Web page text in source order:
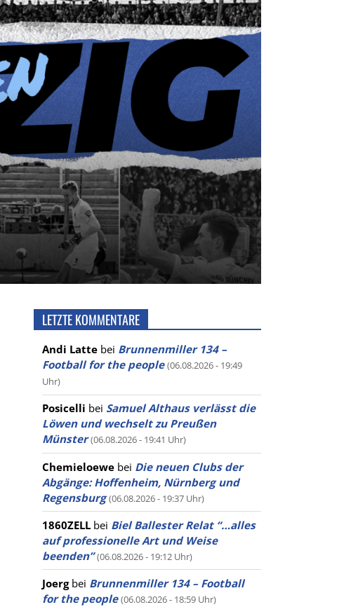
LETZTE KOMMENTARE
Andi Latte bei Brunnenmiller 134 –
Football for the people (06.08.2026 - 19:49
Uhr)
Posicelli bei Samuel Althaus verlässt die
Löwen und wechselt zu Preußen
Münster (06.08.2026 - 19:41 Uhr)
Chemieloewe bei Die neuen Clubs der
Abgänge: Hoffenheim, Nürnberg und
Regensburg (06.08.2026 - 19:37 Uhr)
1860ZELL bei Biel Ballester Relat “…alles
auf professionelle Art und Weise
beenden” (06.08.2026 - 19:12 Uhr)
Joergbei Brunnenmiller 134 – Football
for the people (06.08.2026 - 18:59 Uhr)